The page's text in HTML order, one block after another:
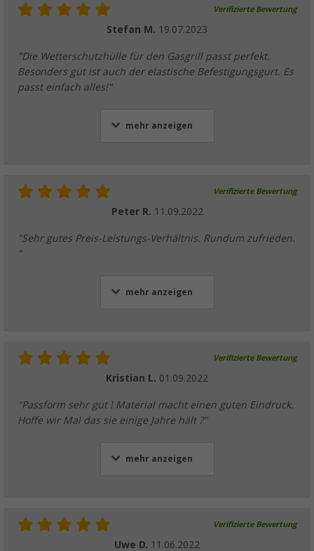
Verifizierte Bewertung
Stefan M. 19.07.2023
"Die Wetterschutzhülle für den Gasgrill passt perfekt.
Besonders gut ist auch der elastische Befestigungsgurt. Es
passt einfach alles!"
mehr anzeigen
Verifizierte Bewertung
Peter R. 11.09.2022
"Sehr gutes Preis-Leistungs-Verhältnis. Rundum zufrieden.
"
mehr anzeigen
Verifizierte Bewertung
Kristian L. 01.09.2022
"Passform sehr gut ! Material macht einen guten Eindruck.
Hoffe wir Mal das sie einige Jahre hält ?"
mehr anzeigen
Verifizierte Bewertung
Uwe D. 11.06.2022